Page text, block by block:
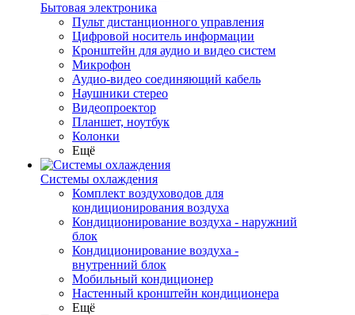
Бытовая электроника
Пульт дистанционного управления
Цифровой носитель информации
Кронштейн для аудио и видео систем
Микрофон
Аудио-видео соединяющий кабель
Наушники стерео
Видеопроектор
Планшет, ноутбук
Колонки
Ещё
Системы охлаждения
Комплект воздуховодов для
кондиционирования воздуха
Кондиционирование воздуха - наружний
блок
Кондиционирование воздуха -
внутренний блок
Мобильный кондиционер
Настенный кронштейн кондиционера
Ещё